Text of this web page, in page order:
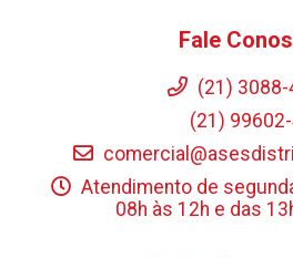
Fale
(21) 3088-
(21)
Atendimento de
08h às 12h e das